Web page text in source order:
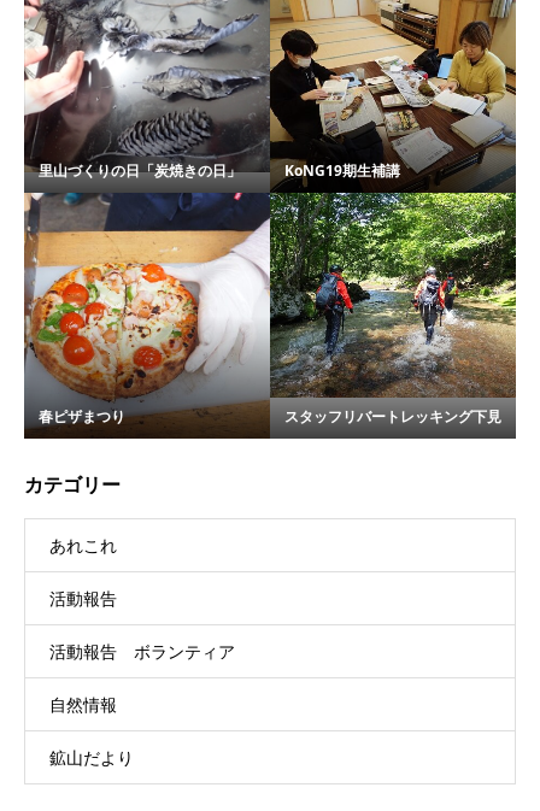
里山づくりの日「炭焼きの日」 KoNG19期生補講
春ピザまつり スタッフリバートレッキング下見
カテゴリー
あれこれ
活動報告
活動報告 ボランティア
自然情報
鉱山だより